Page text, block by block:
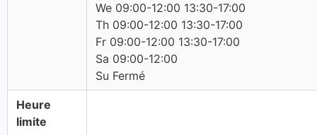
We 09:00-12:00 13:30-17:00
Th 09:00-12:00 13:30-17:00
Fr 09:00-12:00 13:30-17:00
Sa 09:00-12:00
Su Fermé
Heure
limite